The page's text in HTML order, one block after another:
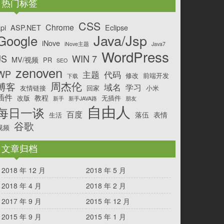
热门标签
ASP.NET Chrome CSS Eclipse
iNove iNove主题 Java/Jsp Java7
MV/视频 PR SEO WIN 7 WordPress
zenoven 下载 主题 代码 修改 前端开发
客 友情链接 周杰伦 回家 域名 学习 小米
件 改版 教程 新手 新手JAVA路 无插件 朋友
日一谈 生活 百度 自由人 落伍 表情
频 谷歌
文章归档
2018 年 12 月
2018 年 5 月
2018 年 4 月
2018 年 2 月
2017 年 9 月
2015 年 12 月
2015 年 9 月
2015 年 1 月